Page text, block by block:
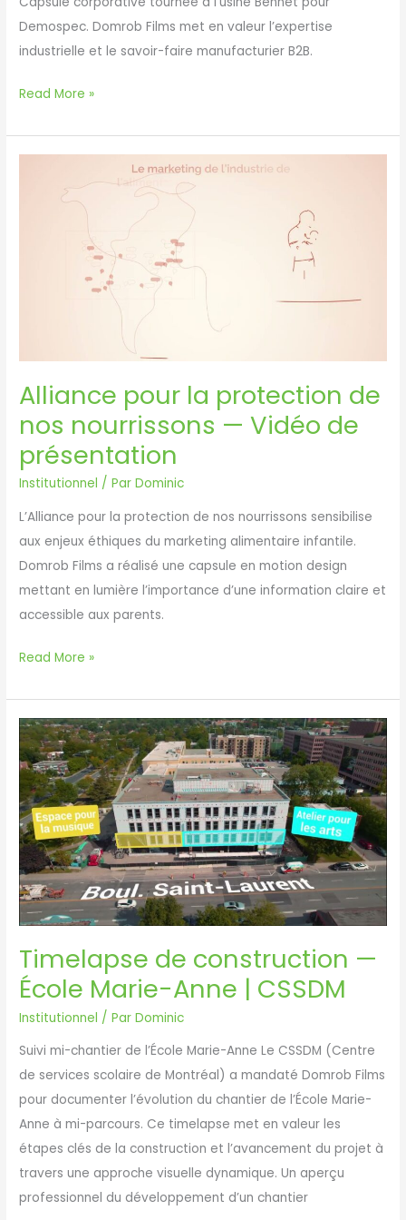
Demospec. Domrob Films met en valeur l’expertise
industrielle et le savoir-faire manufacturier B2B.
Demospec
Capsule
Read More »
Alliance pour la protection de
nos nourrissons — Vidéo de
présentation
Institutionnel / ParDominic
L’Alliance pour la protection de nos nourrissons sensibilise
aux enjeux éthiques du marketing alimentaire infantile.
Domrob Films a réalisé une capsule en motion design
mettant en lumière l’importance d’une information claire et
accessible aux parents.
Alliance
protection
de
nos
nourrissons
—
Vidéo
de
présentation
Read More »
Timelapse de construction —
École Marie-Anne | CSSDM
Institutionnel / ParDominic
Suivi mi-chantier de l’École Marie-Anne Le CSSDM (Centre
de services scolaire de Montréal) a mandaté Domrob Films
pour documenter l’évolution du chantier de l’École Marie-
Anne à mi-parcours. Ce timelapse met en valeur les
étapes clés de la construction et l’avancement du projet à
travers une approche visuelle dynamique. Un aperçu
professionnel du développement d’un chantier